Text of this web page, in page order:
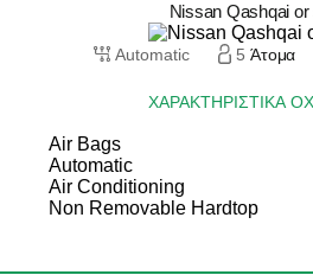
Nissan Qashqai
Automatic 5 Άτομα
ΧΑΡΑΚΤΗΡΙΣΤΙΚΆ
Air Bags
Automatic
Air Conditioning
Non Removable Hardtop